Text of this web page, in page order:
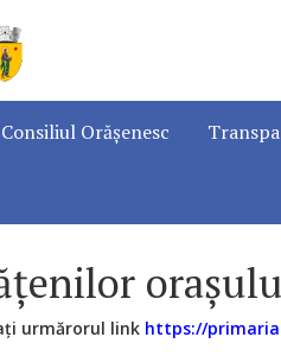
Consiliul Orășenesc
urmărorul link https://